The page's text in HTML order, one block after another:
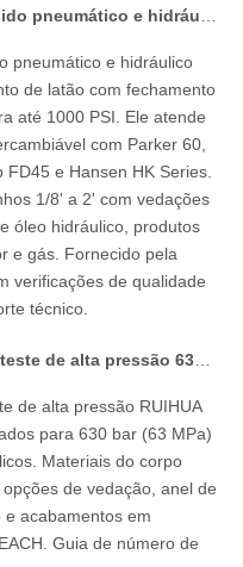
e hidráulico KZD
pneumático e hidráulico
de latão com fechamento
até 1000 PSI. Ele atende
com Parker 60,
FD45 e Hansen HK Series.
1/8' a 2' com vedações
óleo hidráulico, produtos
e gás. Fornecido pela
verificações de qualidade
técnico.
630 Bar para sistemas hidráulicos
de alta pressão RUIHUA
para 630 bar (63 MPa)
Materiais do corpo
de vedação, anel de
acabamentos em
Guia de número de